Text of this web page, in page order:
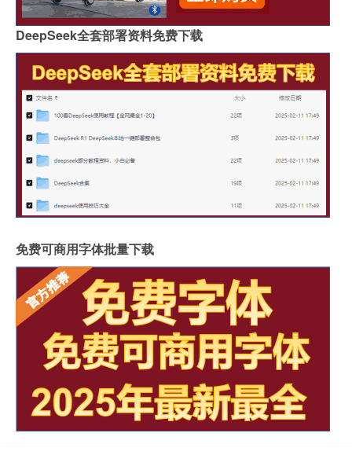
DeepSeek全套部署资料免费下载
免费可商用字体批量下载